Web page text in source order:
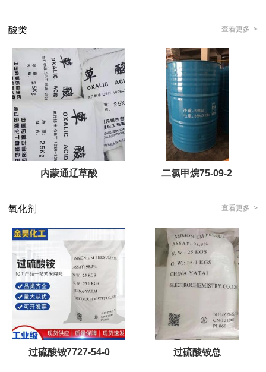
酸类 查看更多 >
内蒙通辽草酸 二氯甲烷75-09-2
氧化剂 查看更多 >
过硫酸铵7727-54-0 过硫酸铵总